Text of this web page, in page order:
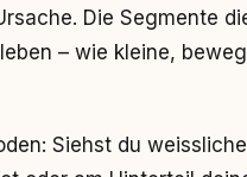
Die Segmente
– wie kleine,
Siehst du